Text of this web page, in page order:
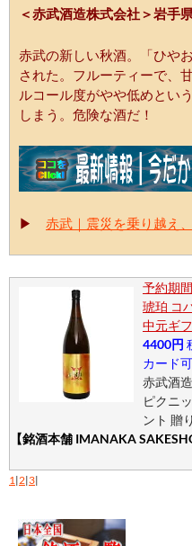
＜赤武酒造株式会社＞岩手
赤武の新しい秋酒。「ひや
された。フルーティーで、
ルコール度がやや低めとい
しまう。危険な酒だ！
▶ 赤武｜震災を乗り越え
予約期
琥珀 コ
中元ギ
4400円
カード
赤武酒
ピクニ
ント 贈
【銘酒本舗 IMANAKA
1|2|3|